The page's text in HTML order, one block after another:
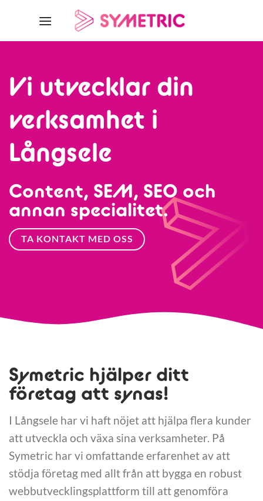
Vi utvecklar din
verksamhet i
Långsele
Content, SEM, SEO och
annan specialitet.
TA KONTAKT MED OSS
Symetric hjälper ditt
företag att synas!
I Långsele har vi haft nöjet att hjälpa flera kunder
att utveckla och växa sina verksamheter. På
Symetric har vi omfattande erfarenhet av att
stödja företag med allt från att bygga en robust
webbutvecklingsplattform till att genomföra